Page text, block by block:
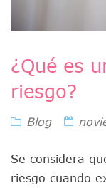
¿Qué es
riesgo?
Blog
Se considera
riesgo cuando